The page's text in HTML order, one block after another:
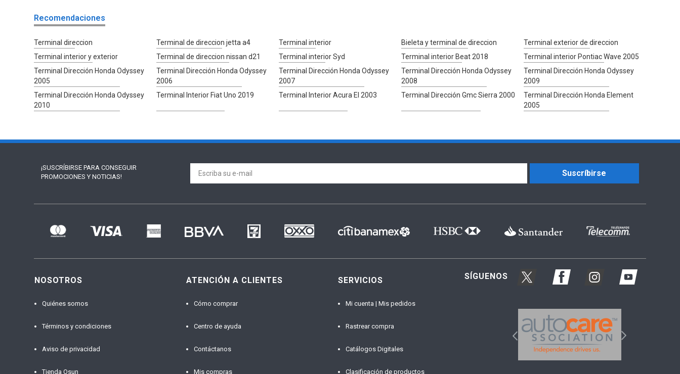
Recomendaciones
Terminal direccion Terminal de direccion jetta a4 Terminal interior Bieleta y terminal de direccion
Terminal exterior de direccion
Terminal interior y exterior
Terminal de direccion nissan d21 Terminal interior Syd Terminal interior Beat 2018
Terminal interior Pontiac Wave 2005
Terminal Dirección Honda Odyssey
2005
Terminal Dirección Honda Odyssey
2006
Terminal Dirección Honda Odyssey
2007
Terminal Dirección Honda Odyssey
2008
Terminal Dirección Honda Odyssey
2009
Terminal Dirección Honda Odyssey
2010
Terminal Interior Fiat Uno 2019 Terminal Interior Acura El 2003 Terminal Dirección Gmc Sierra 2000
Terminal Dirección Honda Element
2005
¡SUSCRÍBIRSE PARA CONSEGUIR
PROMOCIONES Y NOTICIAS!
Suscríbirse
NOSOTROS
Quiénes somos
Términos y condiciones
Aviso de privacidad
Tienda Osun
ATENCIÓN A CLIENTES
Cómo comprar
Centro de ayuda
Contáctanos
Mis compras
SERVICIOS
Mi cuenta | Mis pedidos
Rastrear compra
Catálogos Digitales
Clasificación de productos
SÍGUENOS